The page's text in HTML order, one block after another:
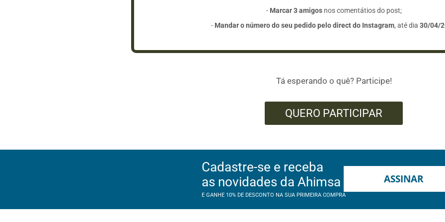
- Marcar 3 amigosnos comentátios do post;
- Mandar o número do seu pedido pelo direct do Instagram, até dia 30/04/
Tá esperando o quê? Participe!
QUERO PARTICIPAR
Cadastre-se e receba
as novidades da Ahimsa
E GANHE 10% DE DESCONTO NA SUA PRIMEIRA COMPRA
ASSINAR